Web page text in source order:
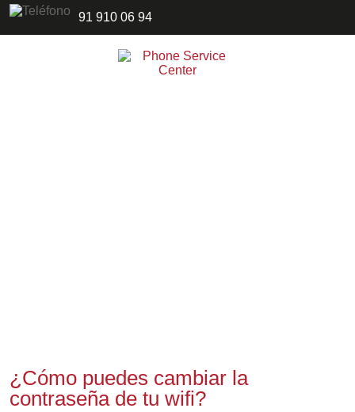
91 910 06 94
¿Cómo puedes cambiar la
contraseña de tu wifi?